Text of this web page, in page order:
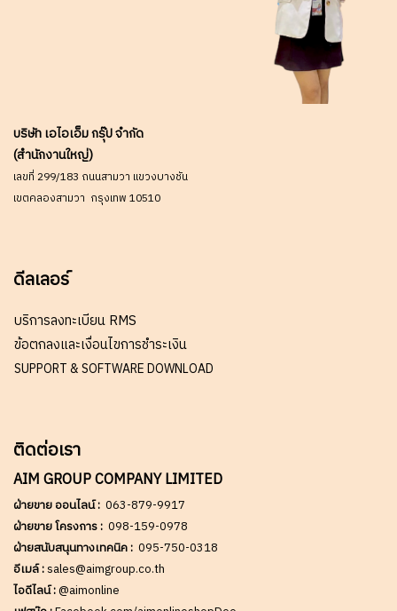
บริษัท เอไอเอ็ม กรุ๊ป จำกัด
(สำนักงานใหญ่)
เลขที่ 299/183 ถนนสามวา แขวงบางชัน
เขตคลองสามวา กรุงเทพ 10510
ดีลเลอร์
บริการลงทะเบียน RMS
ข้อตกลงและเงื่อนไขการชำระเงิน
SUPPORT & SOFTWARE DOWNLOAD
ติดต่อเรา
AIM GROUP COMPANY LIMITED
ฝ่ายขาย ออนไลน์ : 063-879-9917
ฝ่ายขาย โครงการ : 098-159-0978
ฝ่ายสนับสนุนทางเทคนิค : 095-750-0318
อีเมล์ :sales@aimgroup.co.th
ไอดีไลน์ :@aimonline